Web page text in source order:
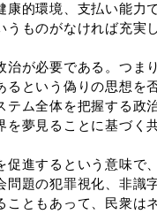
的環境、支払い能力
ものがなければ充実
が必要である。つま
という偽りの思想を
ム全体を把握する政
夢見ることに基づく
進するという意味で
題の犯罪視化、非識
ともあって、民衆は